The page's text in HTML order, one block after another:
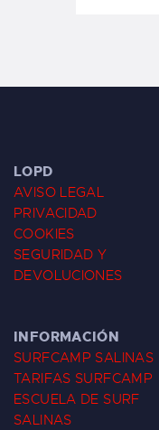
LOPD
AVISO LEGAL
PRIVACIDAD
COOKIES
SEGURIDAD Y
DEVOLUCIONES
INFORMACIÓN
SURFCAMP SALINAS
TARIFAS SURFCAMP
ESCUELA DE SURF
SALINAS